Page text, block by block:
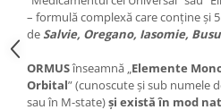
– formulă complexă care conține și
deSalvie, Oregano, Iasomie,
ORMUSînseamnă „Elemente
Orbital” (cunoscute și sub numele
sau în M-state)și există în mod